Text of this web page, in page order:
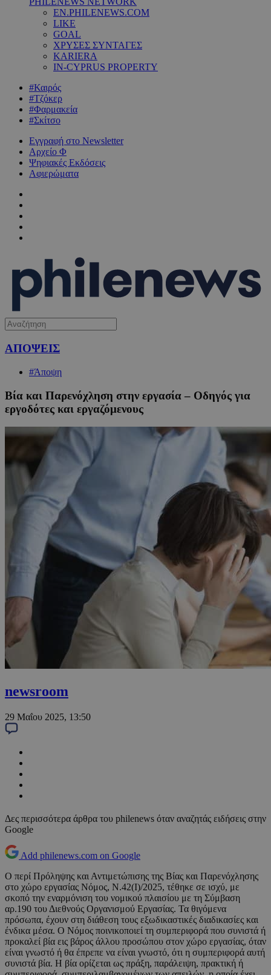
EN.PHILENEWS.COM
LIKE
GOAL
ΧΡΥΣΕΣ ΣΥΝΤΑΓΕΣ
KARIERA
IN-CYPRUS PROPERTY
#Καιρός
#Τζόκερ
#Φαρμακεία
#Σκίτσο
Εγγραφή στο Newsletter
Αρχείο Φ
Ψηφιακές Εκδόσεις
Αφιερώματα
ΑΠΟΨΕΙΣ
#Άποψη
Βία και Παρενόχληση στην εργασία – Οδηγός για
εργοδότες και εργαζόμενους
newsroom
29 Μαΐου 2025, 13:50
Δες περισσότερα άρθρα του philenews όταν αναζητάς ειδήσεις στην
Google
Add philenews.com on Google
Ο περί Πρόληψης και Αντιμετώπισης της Βίας και Παρενόχλησης
στο χώρο εργασίας Νόμος, Ν.42(Ι)/2025, τέθηκε σε ισχύ, με
σκοπό την εναρμόνιση του νομικού πλαισίου με τη Σύμβαση
αρ.190 του Διεθνούς Οργανισμού Εργασίας. Τα θιγόμενα
πρόσωπα, έχουν στη διάθεση τους εξωδικαστικές διαδικασίες και
ένδικα μέσα. Ο Νόμος ποινικοποιεί τη συμπεριφορά που συνιστά ή
προκαλεί βία εις βάρος άλλου προσώπου στον χώρο εργασίας, όταν
είναι γνωστό ή θα έπρεπε να είναι γνωστό, ότι η συμπεριφορά αυτή
συνιστά βία. Η βία ορίζεται ως πράξη, παράλειψη, πρακτική ή